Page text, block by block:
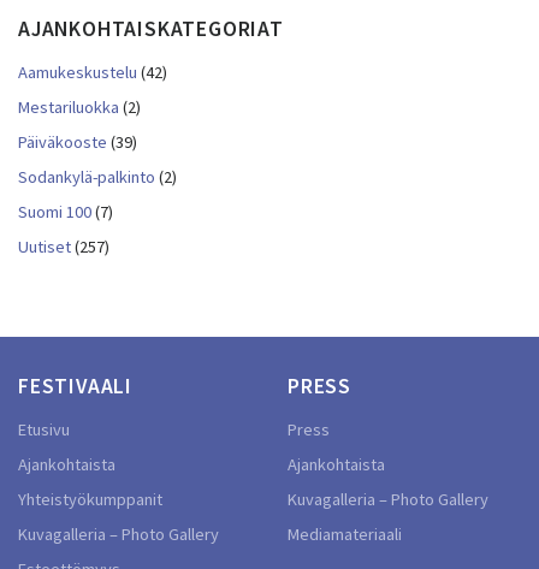
AJANKOHTAISKATEGORIAT
Aamukeskustelu (42)
Mestariluokka (2)
Päiväkooste (39)
Sodankylä-palkinto (2)
Suomi 100(7)
Uutiset(257)
FESTIVAALI
Etusivu
Ajankohtaista
Yhteistyökumppanit
Kuvagalleria – Photo Gallery
PRESS
Press
Ajankohtaista
Kuvagalleria – Photo Gallery
Mediamateriaali